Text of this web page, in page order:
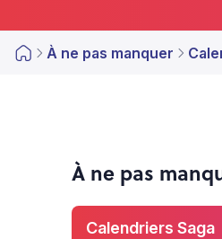
À ne pas manquer
À ne pas
Calendriers Saga